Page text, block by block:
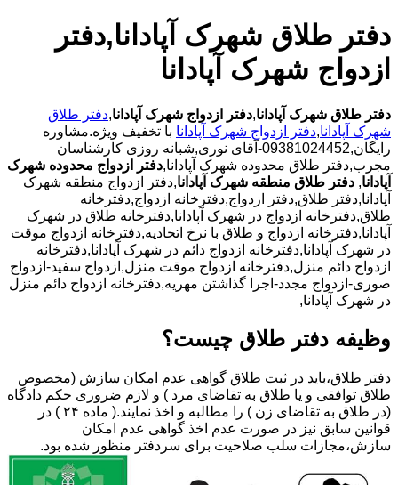
دفتر طلاق شهرک آپادانا,دفتر
ازدواج شهرک آپادانا
دفتر طلاق شهرک آپادانا,دفتر ازدواج شهرک آپادانا,دفتر طلاق
شهرک آپادانا,دفتر ازدواج شهرک آپادانا با تخفیف ویژه.مشاوره
رایگان,09381024452-آقای نوری,شبانه روزی کارشناسان
مجرب,دفتر طلاق محدوده شهرک آپادانا,دفتر ازدواج محدوده شهرک
آپادانا, دفتر طلاق منطقه شهرک آپادانا,دفتر ازدواج منطقه شهرک
آپادانا,دفتر طلاق,دفتر ازدواج,دفترخانه ازدواج,دفترخانه
طلاق,دفترخانه ازدواج در شهرک آپادانا,دفترخانه طلاق در شهرک
آپادانا,دفترخانه ازدواج و طلاق با نرخ اتحادیه,دفترخانه ازدواج موقت
در شهرک آپادانا,دفترخانه ازدواج دائم در شهرک آپادانا,دفترخانه
ازدواج دائم منزل,دفترخانه ازدواج موقت منزل,ازدواج سفید-ازدواج
صوری-ازدواج مجدد-اجرا گذاشتن مهریه,دفترخانه ازدواج دائم منزل
در شهرک آپادانا,
وظیفه دفتر طلاق چیست؟
دفتر طلاق،باید در ثبت طلاق گواهی عدم امکان سازش (مخصوص
طلاق توافقی و یا طلاق به تقاضای مرد ) و لازم ضروری حکم دادگاه
(در طلاق به تقاضای زن ) را مطالبه و اخذ نمایند.( ماده ۲۴ ) در
قوانین سابق نیز در صورت عدم اخذ گواهی عدم امکان
سازش،مجازات سلب صلاحیت برای سردفتر منظور شده بود.